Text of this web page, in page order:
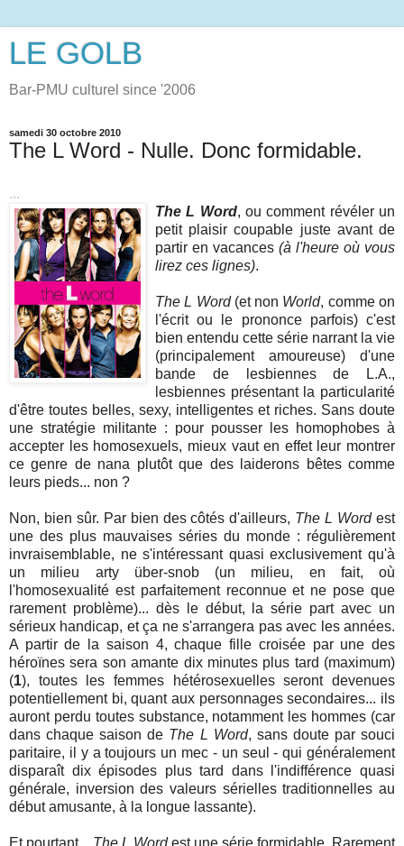
LE GOLB
Bar-PMU culturel since '2006
samedi 30 octobre 2010
The L Word - Nulle. Donc formidable.
...
The L Word, ou comment révéler un
petit plaisir coupable juste avant de
partir en vacances (à l'heure où vous
lirez ces lignes).
The L Word(et non World, comme on
l'écrit ou le prononce parfois) c'est
bien entendu cette série narrant la vie
(principalement amoureuse) d'une
bande de lesbiennes de L.A.,
lesbiennes présentant la particularité
d'être toutes belles, sexy, intelligentes et riches. Sans doute
une stratégie militante : pour pousser les homophobes à
accepter les homosexuels, mieux vaut en effet leur montrer
ce genre de nana plutôt que des laiderons bêtes comme
leurs pieds... non ?
Non, bien sûr. Par bien des côtés d'ailleurs, The L Wordest
une des plus mauvaises séries du monde : régulièrement
invraisemblable, ne s'intéressant quasi exclusivement qu'à
un milieu arty über-snob (un milieu, en fait, où
l'homosexualité est parfaitement reconnue et ne pose que
rarement problème)... dès le début, la série part avec un
sérieux handicap, et ça ne s'arrangera pas avec les années.
A partir de la saison 4, chaque fille croisée par une des
héroïnes sera son amante dix minutes plus tard (maximum)
(1), toutes les femmes hétérosexuelles seront devenues
potentiellement bi, quant aux personnages secondaires... ils
auront perdu toutes substance, notamment les hommes (car
dans chaque saison de The L Word, sans doute par souci
paritaire, il y a toujours un mec - un seul - qui généralement
disparaît dix épisodes plus tard dans l'indifférence quasi
générale, inversion des valeurs sérielles traditionnelles au
début amusante, à la longue lassante).
Et pourtant... The L Wordest une série formidable. Rarement